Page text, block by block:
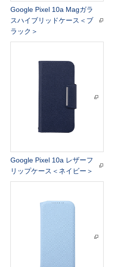
Google Pixel 10a Magガラ
スハイブリッドケース＜ブ
ラック＞
Google Pixel 10a レザーフ
リップケース＜ネイビー＞